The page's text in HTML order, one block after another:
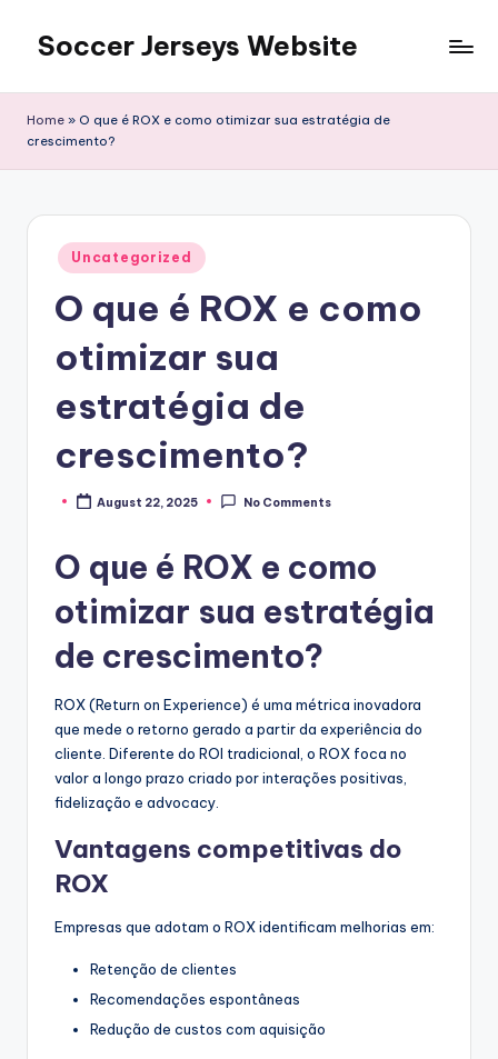
content
Soccer Jerseys Website
Home » O que é ROX e como otimizar sua estratégia de
crescimento?
Posted
in
Uncategorized
O que é ROX e como
otimizar sua
estratégia de
crescimento?
PostedAugust 22, 2025 No Comments
O que é ROX e como
otimizar sua estratégia
de crescimento?
ROX (Return on Experience) é uma métrica inovadora
que mede o retorno gerado a partir da experiência do
cliente. Diferente do ROI tradicional, o ROX foca no
valor a longo prazo criado por interações positivas,
fidelização e advocacy.
Vantagens competitivas do
ROX
Empresas que adotam o ROX identificam melhorias em:
Retenção de clientes
Recomendações espontâneas
Redução de custos com aquisição